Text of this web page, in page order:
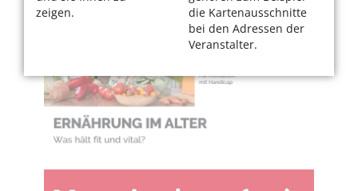
zeigen.
die Kartenausschnitte
bei den Adressen der
Veranstalter.